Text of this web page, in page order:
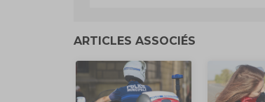
ARTICLES ASSOCIÉS